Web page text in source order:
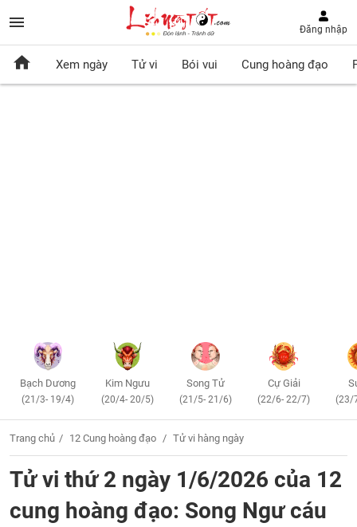
Đăng nhập
Xem ngày Tử vi Bói vui Cung hoàng đạo
Bạch Dương
(21/3- 19/4)
Kim Ngưu
(20/4- 20/5)
Song Tử
(21/5- 21/6)
Cự Giải
(22/6- 22/7) (23/
Trang chủ 12 Cung hoàng đạo Tử vi hàng ngày
Tử vi thứ 2 ngày 1/6/2026 của 12
cung hoàng đạo: Song Ngư cáu